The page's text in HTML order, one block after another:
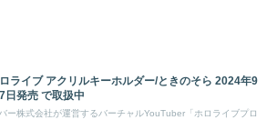
ライブ アクリルキーホルダー/ときのそら 2024年9
日発売 で取扱中
ー株式会社が運営するバーチャルYouTuber「ホロライブプロ